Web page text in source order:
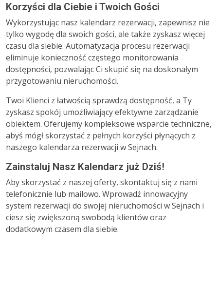
Korzyści dla Ciebie i Twoich Gości
Wykorzystując nasz kalendarz rezerwacji, zapewnisz nie
tylko wygodę dla swoich gości, ale także zyskasz więcej
czasu dla siebie. Automatyzacja procesu rezerwacji
eliminuje konieczność częstego monitorowania
dostępności, pozwalając Ci skupić się na doskonałym
przygotowaniu nieruchomości.
Twoi Klienci z łatwością sprawdzą dostępność, a Ty
zyskasz spokój umożliwiający efektywne zarządzanie
obiektem. Oferujemy kompleksowe wsparcie techniczne,
abyś mógł skorzystać z pełnych korzyści płynących z
naszego kalendarza rezerwacji w Sejnach.
Zainstaluj Nasz Kalendarz już Dziś!
Aby skorzystać z naszej oferty, skontaktuj się z nami
telefonicznie lub mailowo. Wprowadź innowacyjny
system rezerwacji do swojej nieruchomości w Sejnach i
ciesz się zwiększoną swobodą klientów oraz
dodatkowym czasem dla siebie.